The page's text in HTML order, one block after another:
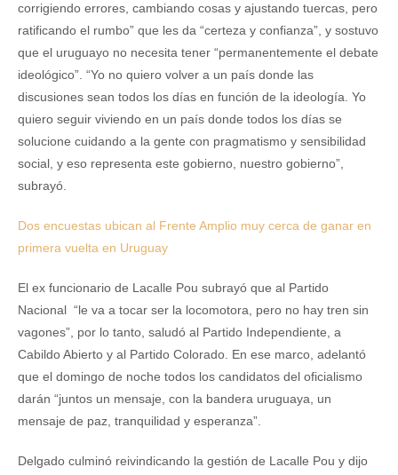
corrigiendo errores, cambiando cosas y ajustando tuercas, pero
ratificando el rumbo” que les da “certeza y confianza”, y sostuvo
que el uruguayo no necesita tener “permanentemente el debate
ideológico”. “Yo no quiero volver a un país donde las
discusiones sean todos los días en función de la ideología. Yo
quiero seguir viviendo en un país donde todos los días se
solucione cuidando a la gente con pragmatismo y sensibilidad
social, y eso representa este gobierno, nuestro gobierno”,
subrayó.
Dos encuestas ubican al Frente Amplio muy cerca de ganar en
primera vuelta en Uruguay
El ex funcionario de Lacalle Pou subrayó que al Partido
Nacional “le va a tocar ser la locomotora, pero no hay tren sin
vagones”, por lo tanto, saludó al Partido Independiente, a
Cabildo Abierto y al Partido Colorado. En ese marco, adelantó
que el domingo de noche todos los candidatos del oficialismo
darán “juntos un mensaje, con la bandera uruguaya, un
mensaje de paz, tranquilidad y esperanza”.
Delgado culminó reivindicando la gestión de Lacalle Pou y dijo